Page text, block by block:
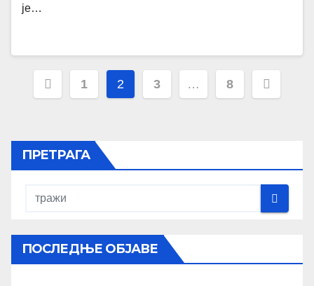
је…
1 2 3 … 8
ПРЕТРАГА
ПОСЛЕДЊЕ ОБЈАВЕ